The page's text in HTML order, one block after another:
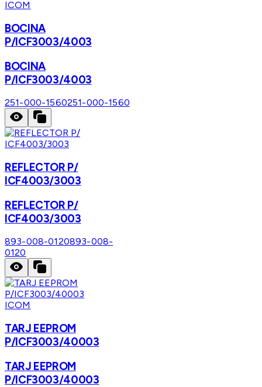
ICOM
BOCINA
P/ICF3003/4003
BOCINA
P/ICF3003/4003
251-000-1560251-000-1560
REFLECTOR P/
ICF4003/3003
REFLECTOR P/
ICF4003/3003
893-008-0120893-008-
0120
ICOM
TARJ EEPROM
P/ICF3003/40003
TARJ EEPROM
P/ICF3003/40003